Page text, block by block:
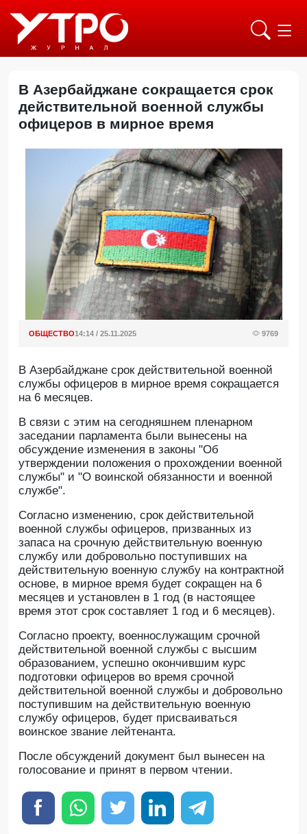
В Азербайджане сокращается срок
действительной военной службы
офицеров в мирное время
ОБЩЕСТВО14:14 / 25.11.2025 9769
В Азербайджане срок действительной военной
службы офицеров в мирное время сокращается
на 6 месяцев.
В связи с этим на сегодняшнем пленарном
заседании парламента были вынесены на
обсуждение изменения в законы "Об
утверждении положения о прохождении военной
службы" и "О воинской обязанности и военной
службе".
Согласно изменению, срок действительной
военной службы офицеров, призванных из
запаса на срочную действительную военную
службу или добровольно поступивших на
действительную военную службу на контрактной
основе, в мирное время будет сокращен на 6
месяцев и установлен в 1 год (в настоящее
время этот срок составляет 1 год и 6 месяцев).
Согласно проекту, военнослужащим срочной
действительной военной службы с высшим
образованием, успешно окончившим курс
подготовки офицеров во время срочной
действительной военной службы и добровольно
поступившим на действительную военную
службу офицеров, будет присваиваться
воинское звание лейтенанта.
После обсуждений документ был вынесен на
голосование и принят в первом чтении.